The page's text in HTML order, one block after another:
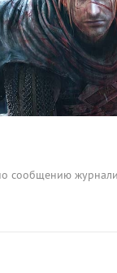
сообщению